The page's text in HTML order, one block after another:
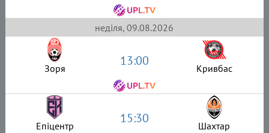
неділя, 09.08.2026
Зоря 13:00 Кривбас
Епіцентр 15:30 Шахтар